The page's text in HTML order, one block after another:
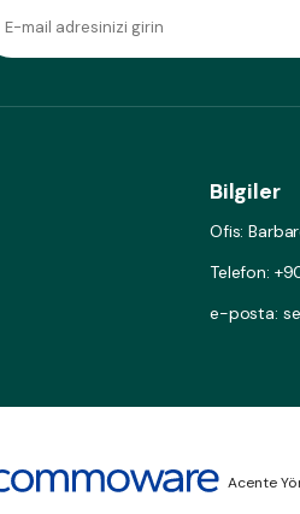
Bilgiler
Ofis:
Telefon:
e-posta:
Acente